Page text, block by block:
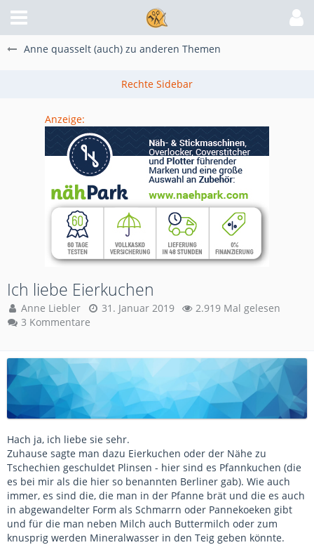
Anne quasselt (auch) zu anderen Themen
Anzeige:
Ich liebe Eierkuchen
Anne Liebler 31. Januar 2019
2.919 Mal gelesen
3 Kommentare
Hach ja, ich liebe sie sehr.
Zuhause sagte man dazu Eierkuchen oder der Nähe zu
Tschechien geschuldet Plinsen - hier sind es Pfannkuchen (die
es bei mir als die hier so benannten Berliner gab). Wie auch
immer, es sind die, die man in der Pfanne brät und die es auch
in abgewandelter Form als Schmarrn oder Pannekoeken gibt
und für die man neben Milch auch Buttermilch oder zum
knusprig werden Mineralwasser in den Teig geben könnte.